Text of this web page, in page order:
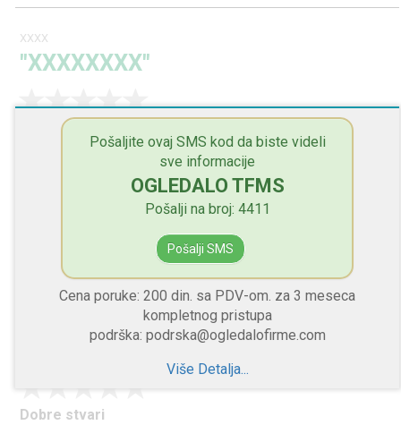
Pošaljite ovaj SMS kod da biste videli
sve informacije
OGLEDALO TFMS
Pošalji na broj: 4411
Pošalji SMS
Cena poruke: 200 din. sa PDV-om. za 3 meseca
kompletnog pristupa
podrška: podrska@ogledalofirme.com
Više Detalja...
XXXX
"XXXXXXXX"
Dobre stvari
Savet manadžmentu
"XXXXXXXX"
Dobre stvari